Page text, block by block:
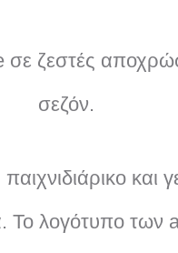
σε ζεστές
σεζόν.
και
Το λογότυπο των